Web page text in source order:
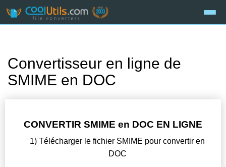
Convertisseur en ligne de
SMIME en DOC
CONVERTIR SMIME en DOC EN LIGNE
1) Télécharger le fichier SMIME pour convertir en
DOC